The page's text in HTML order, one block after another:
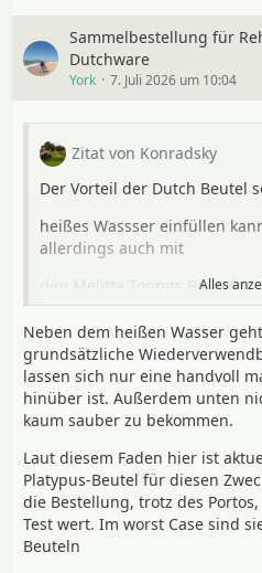
Sammelbestellung für
Dutchware
York 7. Juli 2026 um 10:04
Zitat von Konradsky
Der Vorteil der Dutch Beutel
heißes Wassser einfüllen
allerdings auch mit
den Melitta Toppits Beuteln.
Warum also dann in einem
Gruß Konrad
Alles
Neben dem heißen Wasser
grundsätzliche
lassen sich nur eine handvoll
hinüber ist. Außerdem unten
kaum sauber zu bekommen.
Laut diesem Faden hier ist
Platypus-Beutel für diesen
die Bestellung, trotz des
Test wert. Im worst Case sind
Beuteln